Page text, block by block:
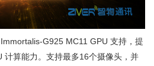
G925 MC11 GPU 支持，提
计算能力。支持最多16个摄像头，并